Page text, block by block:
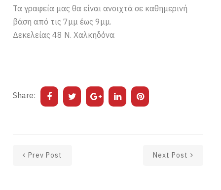
Τα γραφεία μας θα είναι ανοιχτά σε καθημερινή
βάση από τις 7μμ έως 9μμ.
Δεκελείας 48 Ν. Χαλκηδόνα
Share:
Prev Post Next Post